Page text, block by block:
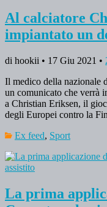
Al calciatore
impiantato un
di hookii • 17 Giu 2021 •
Il medico della nazionale
un comunicato che verrà
a Christian Eriksen, il
degli Europei contro la
Ex feed, Sport
La prima